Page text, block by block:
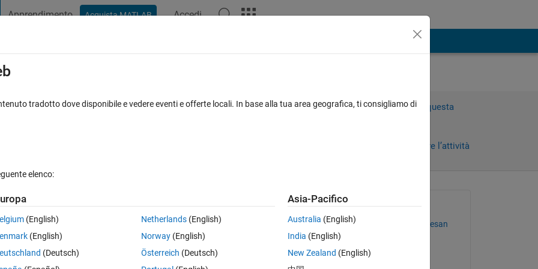
Apprendimento Acquista MATLAB Accedi
of the simulink block
Accedi per rispondere a questa
Accedi per seguire l’attività
Mostra commenti meno recenti
block from the matlab command window?
Richiesto:
Gopalakrishnan venkatesan
il 22 Mag 2015
Commentato:
tradotto dove disponibile e vedere eventi e offerte locali. In base alla tua area geografica, ti consigliamo di
elenco:
(English)
(English)
(Deutsch)
Netherlands(English)
Norway(English)
Österreich (Deutsch)
Asia-Pacifico
Australia (English)
India (English)
New Zealand (English)